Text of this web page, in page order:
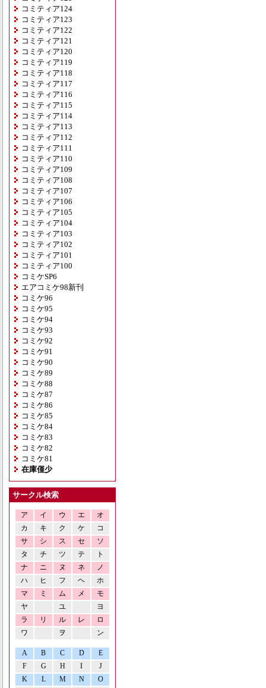
コミティア124
コミティア123
コミティア122
コミティア121
コミティア120
コミティア119
コミティア118
コミティア117
コミティア116
コミティア115
コミティア114
コミティア113
コミティア112
コミティア111
コミティア110
コミティア109
コミティア108
コミティア107
コミティア106
コミティア105
コミティア104
コミティア103
コミティア102
コミティア101
コミティア100
コミケSP6
エアコミケ98新刊
コミケ96
コミケ95
コミケ94
コミケ93
コミケ92
コミケ91
コミケ90
コミケ89
コミケ88
コミケ87
コミケ86
コミケ85
コミケ84
コミケ83
コミケ82
コミケ81
在庫僅少
サークル検索
ア イ ウ エ
オ
カ
キ ク ケ
コ
サ
シ ス セ
ソ
タ
チ ツ テ
ト
ナ
ニ ヌ ネ
ノ
ハ
ヒ フ ヘ
ホ
マ
ミ ム メ
モ
ヤ
ユ
ヨ
ラ
リ ル レ
ロ
ワ
ヲ ン
A B C D
E
F
G H I
J
K
L M N O